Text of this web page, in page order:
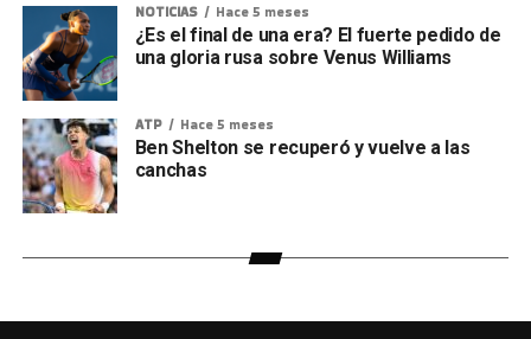
NOTICIAS Hace 5 meses
¿Es el final de una era? El fuerte pedido de
una gloria rusa sobre Venus Williams
ATP Hace 5 meses
Ben Shelton se recuperó y vuelve a las
canchas